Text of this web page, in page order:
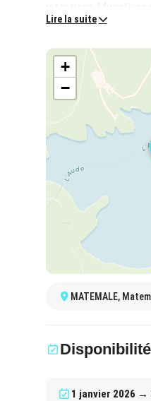
intentions éducatives
projet général. Les
Apprendre à vivre
connaître son
participation des
pratiques diversifiées,
dans et sur le centre,
parents dans l’action
Lire la suite
+
−
MATEMALE,
1 janvier 2026 →